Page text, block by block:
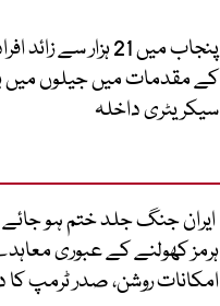
پنجاب میں 21 ہزار سے
کے مقدمات میں جیلوں میں
سیکریٹری داخلہ
ایران جنگ جلد ختم ہو جائے
ہرمز کھولنے کے عبوری
امکانات روشن، صدر ٹرمپ